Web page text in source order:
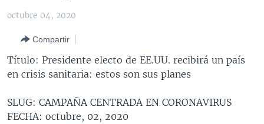
Salte
principal
Salte
búsqueda
VOA VERIFICA INMIGRACIÓN
VOA VERIFICA AMÉRICA LATINA
ARGENTINA
BOLIVIA
CHILE
CHINA EN AMÉRICA LATINA
CENTROAMÉRICA
EL SALVADOR
INMIGRACIÓN
ESPECIALES DE LA VOA
octubre 04, 2020
Compartir
Título: Presidente electo de EE.UU. recibirá un país
en crisis sanitaria: estos son sus planes
SLUG: CAMPAÑA CENTRADA EN CORONAVIRUS
FECHA: octubre, 02, 2020